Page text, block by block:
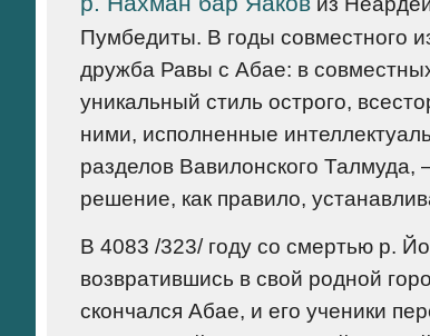
Пумбедиты. В годы совместного
дружба Равы с Абае: в
уникальный стиль острого,
ними, исполненные
разделов Вавилонского Талмуда,
решение, как правило,
В 4083 /323/ году со смертью р.
возвратившись в свой родной
скончался Абае, и его ученики